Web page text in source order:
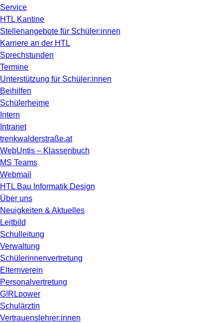
Service
HTL Kantine
Stellenangebote für Schüler:innen
Karriere an der HTL
Sprechstunden
Termine
Unterstützung für Schüler:innen
Beihilfen
Schülerheime
Intern
Intranet
trenkwalderstraße.at
WebUntis – Klassenbuch
MS Teams
Webmail
HTL Bau Informatik Design
Über uns
Neuigkeiten & Aktuelles
Leitbild
Schulleitung
Verwaltung
Schülerinnenvertretung
Elternverein
Personalvertretung
G!RLpower
Schulärztin
Vertrauenslehrer:innen